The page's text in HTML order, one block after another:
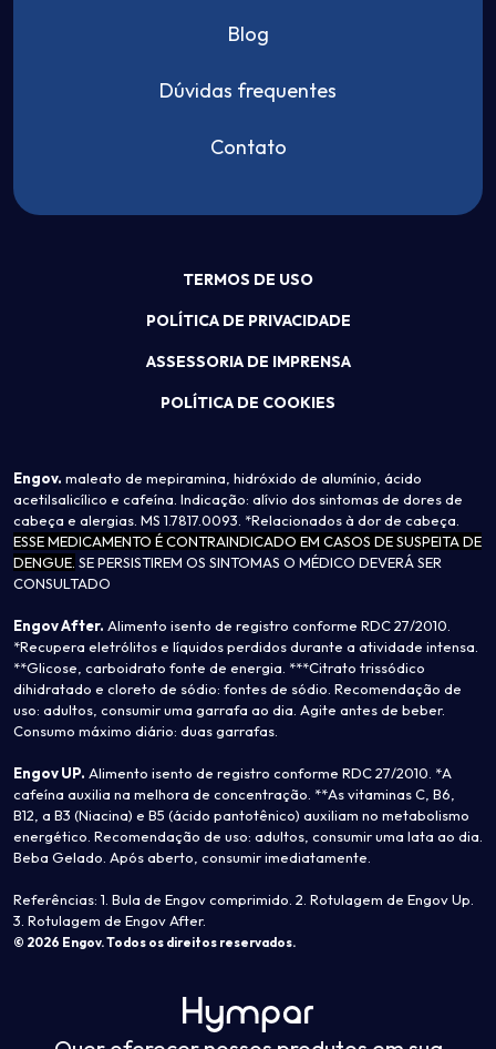
Blog
Dúvidas frequentes
Contato
TERMOS DE USO
POLÍTICA DE PRIVACIDADE
ASSESSORIA DE IMPRENSA
POLÍTICA DE COOKIES
Engov. maleato de mepiramina, hidróxido de alumínio, ácido
acetilsalicílico e cafeína. Indicação: alívio dos sintomas de dores de
cabeça e alergias. MS 1.7817.0093. *Relacionados à dor de cabeça.
ESSE MEDICAMENTO É CONTRAINDICADO EM CASOS DE SUSPEITA DE
DENGUE. SE PERSISTIREM OS SINTOMAS O MÉDICO DEVERÁ SER
CONSULTADO
Engov After. Alimento isento de registro conforme RDC 27/2010.
*Recupera eletrólitos e líquidos perdidos durante a atividade intensa.
**Glicose, carboidrato fonte de energia. ***Citrato trissódico
dihidratado e cloreto de sódio: fontes de sódio. Recomendação de
uso: adultos, consumir uma garrafa ao dia. Agite antes de beber.
Consumo máximo diário: duas garrafas.
Engov UP. Alimento isento de registro conforme RDC 27/2010. *A
cafeína auxilia na melhora de concentração. **As vitaminas C, B6,
B12, a B3 (Niacina) e B5 (ácido pantotênico) auxiliam no metabolismo
energético. Recomendação de uso: adultos, consumir uma lata ao dia.
Beba Gelado. Após aberto, consumir imediatamente.
Referências: 1. Bula de Engov comprimido. 2. Rotulagem de Engov Up.
3. Rotulagem de Engov After.
© 2026 Engov. Todos os direitos reservados.